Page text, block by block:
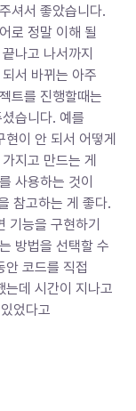
셔서 좋았습니다.
로 정말 이해 될
나고 나서까지
서 바뀌는 아주
트를 진행할때는
습니다. 예를
이 안 되서 어떻게
지고 만드는 게
사용하는 것이
참고하는 게 좋다.
기능을 구현하기
방법을 선택할 수
안 코드를 직접
는데 시간이 지나고
었다고